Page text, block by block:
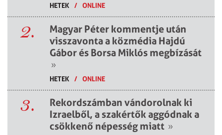
HETEK / ONLINE
2.
Magyar Péter kommentje után
visszavonta a közmédia Hajdú
Gábor és Borsa Miklós megbízását
»
HETEK / ONLINE
3.
Rekordszámban vándorolnak ki
Izraelből, a szakértők aggódnak a
csökkenő népesség miatt »